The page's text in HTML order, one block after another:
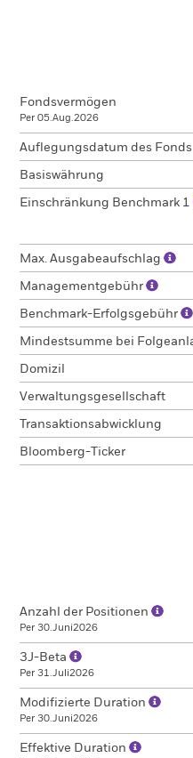
Fondsvermögen
Per 05.Aug.2026
Auflegungsdatum des Fonds
Basiswährung
Einschränkung Benchmark 1
Max. Ausgabeaufschlag
Managementgebühr
Benchmark-Erfolgsgebühr
Mindestsumme bei
Domizil
Verwaltungsgesellschaft
Transaktionsabwicklung
Bloomberg-Ticker
Anzahl der Positionen
Per 30.Juni2026
3J-Beta
Per 31.Juli2026
Modifizierte Duration
Per 30.Juni2026
Effektive Duration